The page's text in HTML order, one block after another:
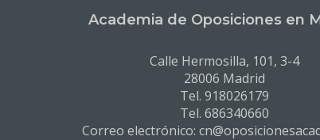
Academia de Oposiciones en
Calle Hermosilla, 101, 3-4
28006 Madrid
Tel. 918026179
Tel. 686340660
Correo electrónico: